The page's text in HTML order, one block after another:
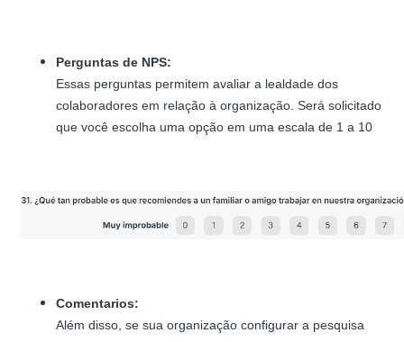
Perguntas de NPS:
Essas perguntas permitem avaliar a lealdade dos
colaboradores em relação à organização. Será solicitado
que você escolha uma opção em uma escala de 1 a 10
Comentarios:
Além disso, se sua organização configurar a pesquisa